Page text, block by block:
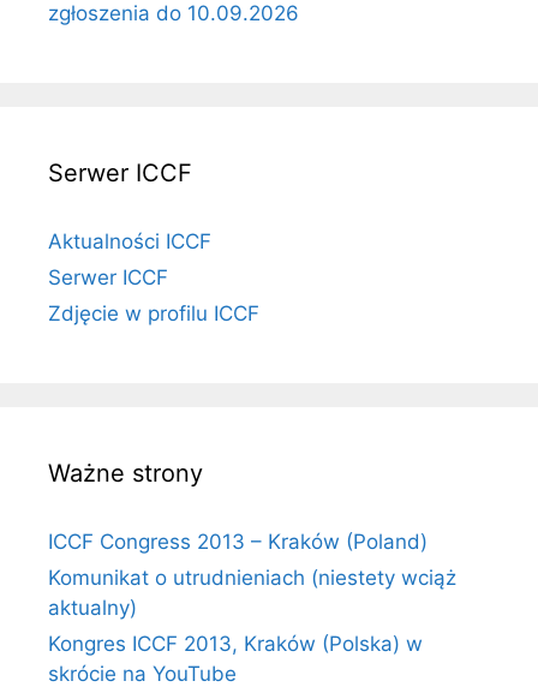
zgłoszenia do 10.09.2026
Serwer ICCF
Aktualności ICCF
Serwer ICCF
Zdjęcie w profilu ICCF
Ważne strony
ICCF Congress 2013 – Kraków (Poland)
Komunikat o utrudnieniach (niestety wciąż
aktualny)
Kongres ICCF 2013, Kraków (Polska) w
skrócie na YouTube